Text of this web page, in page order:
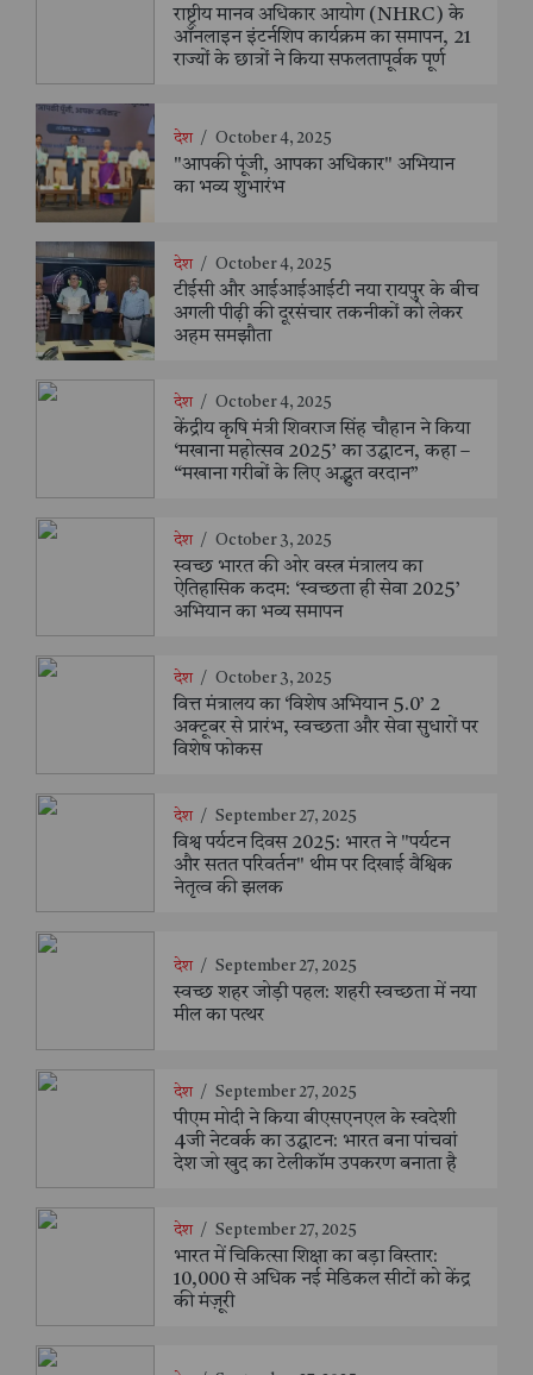
राष्ट्रीय मानव अधिकार आयोग (NHRC) के
ऑनलाइन इंटर्नशिप कार्यक्रम का समापन, 21
राज्यों के छात्रों ने किया सफलतापूर्वक पूर्ण
देश / October 4, 2025
"आपकी पूंजी, आपका अधिकार" अभियान
का भव्य शुभारंभ
देश / October 4, 2025
टीईसी और आईआईआईटी नया रायपुर के बीच
अगली पीढ़ी की दूरसंचार तकनीकों को लेकर
अहम समझौता
देश / October 4, 2025
केंद्रीय कृषि मंत्री शिवराज सिंह चौहान ने किया
‘मखाना महोत्सव 2025’ का उद्घाटन, कहा –
“मखाना गरीबों के लिए अद्भुत वरदान”
देश / October 3, 2025
स्वच्छ भारत की ओर वस्त्र मंत्रालय का
ऐतिहासिक कदम: ‘स्वच्छता ही सेवा 2025’
अभियान का भव्य समापन
देश / October 3, 2025
वित्त मंत्रालय का ‘विशेष अभियान 5.0’ 2
अक्टूबर से प्रारंभ, स्वच्छता और सेवा सुधारों पर
विशेष फोकस
देश / September 27, 2025
विश्व पर्यटन दिवस 2025: भारत ने "पर्यटन
और सतत परिवर्तन" थीम पर दिखाई वैश्विक
नेतृत्व की झलक
देश / September 27, 2025
स्वच्छ शहर जोड़ी पहल: शहरी स्वच्छता में नया
मील का पत्थर
देश / September 27, 2025
पीएम मोदी ने किया बीएसएनएल के स्वदेशी
4जी नेटवर्क का उद्घाटन: भारत बना पांचवां
देश जो खुद का टेलीकॉम उपकरण बनाता है
देश / September 27, 2025
भारत में चिकित्सा शिक्षा का बड़ा विस्तार:
10,000 से अधिक नई मेडिकल सीटों को केंद्र
की मंज़ूरी